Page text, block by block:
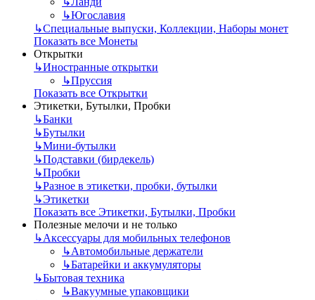
↳Югославия
↳Специальные выпуски, Коллекции, Наборы монет
Показать все Монеты
Открытки
↳Иностранные открытки
↳Пруссия
Показать все Открытки
Этикетки, Бутылки, Пробки
↳Банки
↳Бутылки
↳Мини-бутылки
↳Подставки (бирдекель)
↳Пробки
↳Разное в этикетки, пробки, бутылки
↳Этикетки
Показать все Этикетки, Бутылки, Пробки
Полезные мелочи и не только
↳Аксессуары для мобильных телефонов
↳Автомобильные держатели
↳Батарейки и аккумуляторы
↳Бытовая техника
↳Вакуумные упаковщики